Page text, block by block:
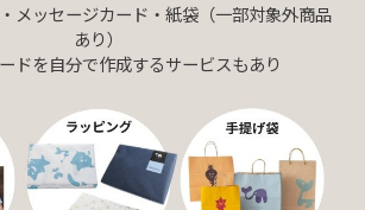
メッセージカード・紙袋（一部対象外商品
あり）
ドを自分で作成するサービスもあり